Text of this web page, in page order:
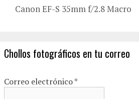
Canon EF-S 35mm f/2.8 Macro
Chollos fotográficos en tu correo
Correo electrónico*